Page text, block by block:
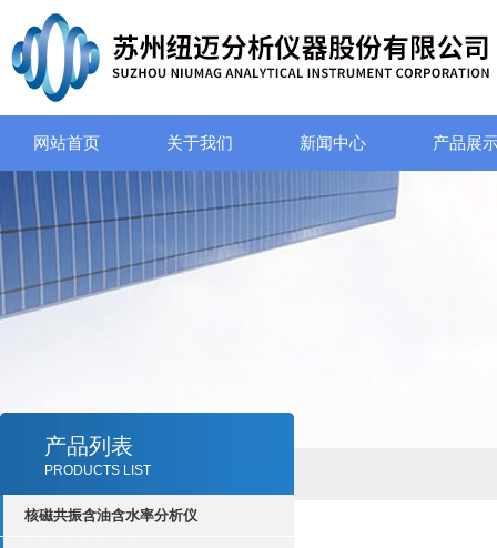
网站首页 关于我们 新闻中心 产品展
产品列表
PRODUCTS LIST
核磁共振含油含水率分析仪